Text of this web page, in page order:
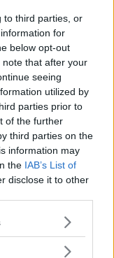
to third parties, or
for
below opt-out
that after your
seeing
utilized by
parties prior to
of the further
third parties on the
information may
the IAB’s List of
disclose it to other
or more Google
You may click to
som
Ekengren
det svenska
om ökad
ökande politiska
större
ska hjälpa till att göra
senaste decenniets
Fria.Nu